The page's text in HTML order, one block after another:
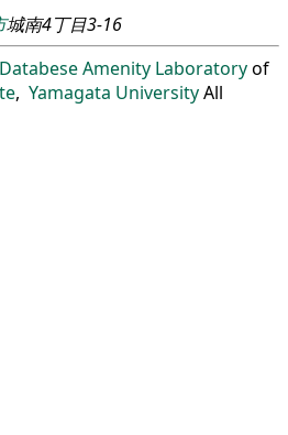
城南4丁目3-16
Databese Amenity Laboratoryof
, Yamagata UniversityAll